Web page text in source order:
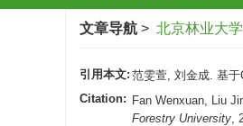
文章导航 > 北京林业大
引用本文: 范雯萱, 刘金成. 基
Citation: Fan Wenxuan, Liu
Forestry University,